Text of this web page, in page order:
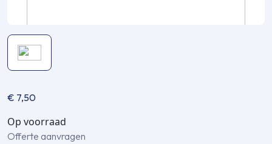
€ 7,50
Op voorraad
Offerte aanvragen